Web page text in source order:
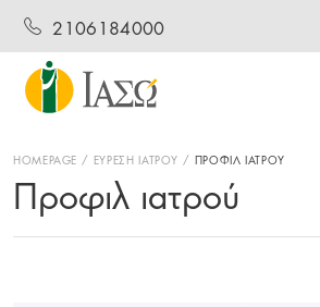
2106184000
HOMEPAGE ΕΥΡΕΣΗ ΙΑΤΡΟΥ ΠΡΟΦΙΛ ΙΑΤΡΟΥ
Προφιλ ιατρού